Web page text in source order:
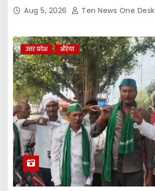
Aug 5, 2026 Ten News One Desk
उत्तर प्रदेश औरेया